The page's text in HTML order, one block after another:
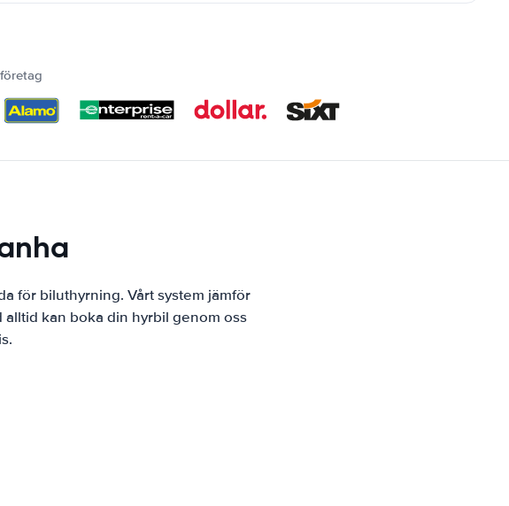
för biluthyrning. Vårt system jämför
kan boka din hyrbil genom oss